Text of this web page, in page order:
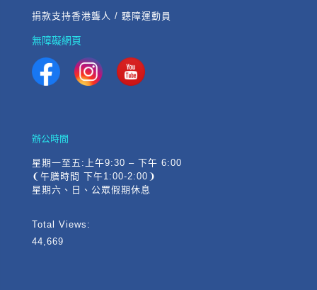
捐款支持香港聾人 / 聽障運動員
無障礙網頁
辦公時間
星期一至五:上午9:30 – 下午 6:00
❨午膳時間 下午1:00-2:00❩
星期六、日、公眾假期休息
Total Views:
44,669